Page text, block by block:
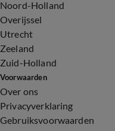
Noord-Holland
Overijssel
Utrecht
Zeeland
Zuid-Holland
Voorwaarden
Over ons
Privacyverklaring
Gebruiksvoorwaarden